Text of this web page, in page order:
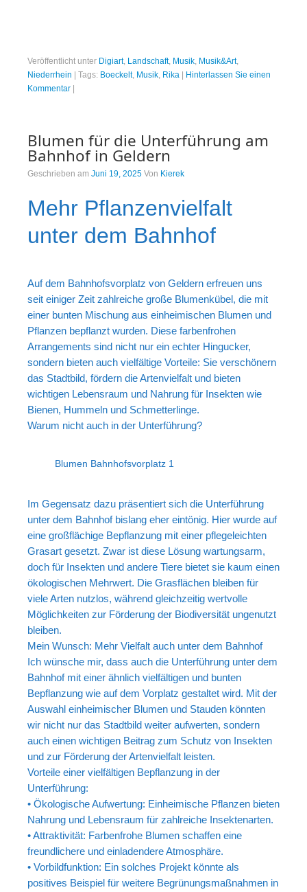
Veröffentlicht unter Digiart, Landschaft, Musik, Musik&Art,
Niederrhein
Tags: Boeckelt, Musik, Rika
Hinterlassen Sie einen
Kommentar
Blumen für die Unterführung am
Bahnhof in Geldern
Geschrieben am Juni 19, 2025 Von Kierek
Mehr Pflanzenvielfalt
unter dem Bahnhof
Auf dem Bahnhofsvorplatz von Geldern erfreuen uns
seit einiger Zeit zahlreiche große Blumenkübel, die mit
einer bunten Mischung aus einheimischen Blumen und
Pflanzen bepflanzt wurden. Diese farbenfrohen
Arrangements sind nicht nur ein echter Hingucker,
sondern bieten auch vielfältige Vorteile: Sie verschönern
das Stadtbild, fördern die Artenvielfalt und bieten
wichtigen Lebensraum und Nahrung für Insekten wie
Bienen, Hummeln und Schmetterlinge.
Warum nicht auch in der Unterführung?
Blumen Bahnhofsvorplatz 1
Im Gegensatz dazu präsentiert sich die Unterführung
unter dem Bahnhof bislang eher eintönig. Hier wurde auf
eine großflächige Bepflanzung mit einer pflegeleichten
Grasart gesetzt. Zwar ist diese Lösung wartungsarm,
doch für Insekten und andere Tiere bietet sie kaum einen
ökologischen Mehrwert. Die Grasflächen bleiben für
viele Arten nutzlos, während gleichzeitig wertvolle
Möglichkeiten zur Förderung der Biodiversität ungenutzt
bleiben.
Mein Wunsch: Mehr Vielfalt auch unter dem Bahnhof
Ich wünsche mir, dass auch die Unterführung unter dem
Bahnhof mit einer ähnlich vielfältigen und bunten
Bepflanzung wie auf dem Vorplatz gestaltet wird. Mit der
Auswahl einheimischer Blumen und Stauden könnten
wir nicht nur das Stadtbild weiter aufwerten, sondern
auch einen wichtigen Beitrag zum Schutz von Insekten
und zur Förderung der Artenvielfalt leisten.
Vorteile einer vielfältigen Bepflanzung in der
Unterführung:
• Ökologische Aufwertung: Einheimische Pflanzen bieten
Nahrung und Lebensraum für zahlreiche Insektenarten.
• Attraktivität: Farbenfrohe Blumen schaffen eine
freundlichere und einladendere Atmosphäre.
• Vorbildfunktion: Ein solches Projekt könnte als
positives Beispiel für weitere Begrünungsmaßnahmen in